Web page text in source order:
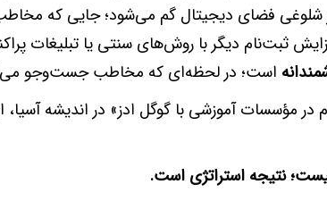
فضای دیجیتال گم می‌شود؛ جایی که مخاطب
ثبت‌نام دیگر با روش‌های سنتی یا تبلیغات
است؛ در لحظه‌ای که مخاطب جست‌وجو
در مؤسسات آموزشی با گوگل ادز» در اندیشه
نتیجه استراتژی است.